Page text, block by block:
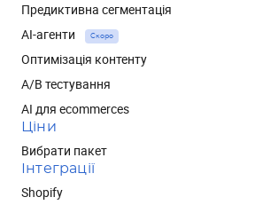
Предиктивна сегментація
AI-агенти
Скоро
Оптимізація контенту
А/В тестування
AI для ecommerces
Ціни
Вибрати пакет
Інтеграції
Shopify